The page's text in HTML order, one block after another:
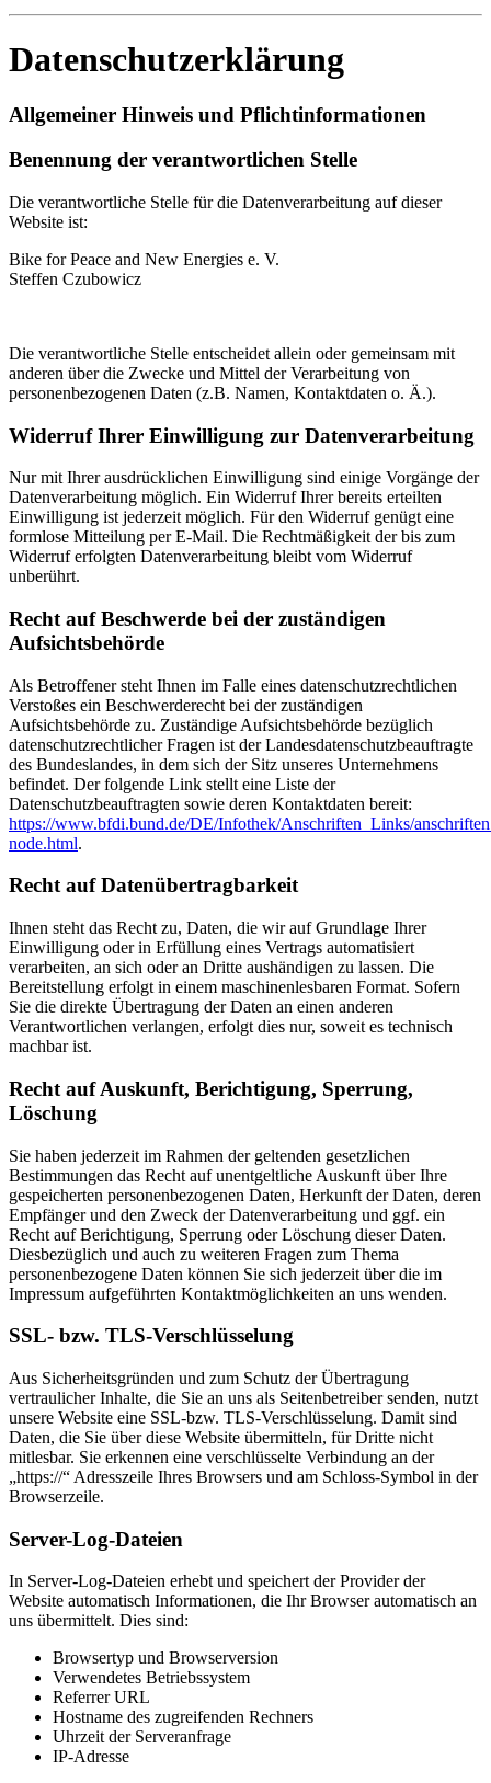
Datenschutzerklärung
Allgemeiner Hinweis und Pflichtinformationen
Benennung der verantwortlichen Stelle
Die verantwortliche Stelle für die Datenverarbeitung auf dieser
Website ist:
Bike for Peace and New Energies e. V.
Steffen Czubowicz
Die verantwortliche Stelle entscheidet allein oder gemeinsam mit
anderen über die Zwecke und Mittel der Verarbeitung von
personenbezogenen Daten (z.B. Namen, Kontaktdaten o. Ä.).
Widerruf Ihrer Einwilligung zur Datenverarbeitung
Nur mit Ihrer ausdrücklichen Einwilligung sind einige Vorgänge der
Datenverarbeitung möglich. Ein Widerruf Ihrer bereits erteilten
Einwilligung ist jederzeit möglich. Für den Widerruf genügt eine
formlose Mitteilung per E-Mail. Die Rechtmäßigkeit der bis zum
Widerruf erfolgten Datenverarbeitung bleibt vom Widerruf
unberührt.
Recht auf Beschwerde bei der zuständigen
Aufsichtsbehörde
Als Betroffener steht Ihnen im Falle eines datenschutzrechtlichen
Verstoßes ein Beschwerderecht bei der zuständigen
Aufsichtsbehörde zu. Zuständige Aufsichtsbehörde bezüglich
datenschutzrechtlicher Fragen ist der Landesdatenschutzbeauftragte
des Bundeslandes, in dem sich der Sitz unseres Unternehmens
befindet. Der folgende Link stellt eine Liste der
Datenschutzbeauftragten sowie deren Kontaktdaten bereit:
https://www.bfdi.bund.de/DE/Infothek/Anschriften_Links/
node.html.
Recht auf Datenübertragbarkeit
Ihnen steht das Recht zu, Daten, die wir auf Grundlage Ihrer
Einwilligung oder in Erfüllung eines Vertrags automatisiert
verarbeiten, an sich oder an Dritte aushändigen zu lassen. Die
Bereitstellung erfolgt in einem maschinenlesbaren Format. Sofern
Sie die direkte Übertragung der Daten an einen anderen
Verantwortlichen verlangen, erfolgt dies nur, soweit es technisch
machbar ist.
Recht auf Auskunft, Berichtigung, Sperrung,
Löschung
Sie haben jederzeit im Rahmen der geltenden gesetzlichen
Bestimmungen das Recht auf unentgeltliche Auskunft über Ihre
gespeicherten personenbezogenen Daten, Herkunft der Daten, deren
Empfänger und den Zweck der Datenverarbeitung und ggf. ein
Recht auf Berichtigung, Sperrung oder Löschung dieser Daten.
Diesbezüglich und auch zu weiteren Fragen zum Thema
personenbezogene Daten können Sie sich jederzeit über die im
Impressum aufgeführten Kontaktmöglichkeiten an uns wenden.
SSL- bzw. TLS-Verschlüsselung
Aus Sicherheitsgründen und zum Schutz der Übertragung
vertraulicher Inhalte, die Sie an uns als Seitenbetreiber senden, nutzt
unsere Website eine SSL-bzw. TLS-Verschlüsselung. Damit sind
Daten, die Sie über diese Website übermitteln, für Dritte nicht
mitlesbar. Sie erkennen eine verschlüsselte Verbindung an der
„https://“ Adresszeile Ihres Browsers und am Schloss-Symbol in der
Browserzeile.
Server-Log-Dateien
In Server-Log-Dateien erhebt und speichert der Provider der
Website automatisch Informationen, die Ihr Browser automatisch an
uns übermittelt. Dies sind:
Browsertyp und Browserversion
Verwendetes Betriebssystem
Referrer URL
Hostname des zugreifenden Rechners
Uhrzeit der Serveranfrage
IP-Adresse